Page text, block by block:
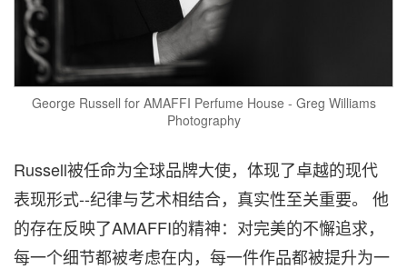
George Russell for AMAFFI Perfume House - Greg Williams
Photography
Russell被任命为全球品牌大使，体现了卓越的现代
表现形式--纪律与艺术相结合，真实性至关重要。 他
的存在反映了AMAFFI的精神：对完美的不懈追求，
每一个细节都被考虑在内，每一件作品都被提升为一